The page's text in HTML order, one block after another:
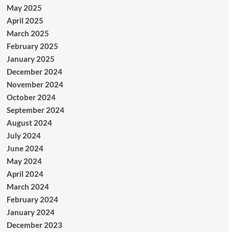
May 2025
April 2025
March 2025
February 2025
January 2025
December 2024
November 2024
October 2024
September 2024
August 2024
July 2024
June 2024
May 2024
April 2024
March 2024
February 2024
January 2024
December 2023